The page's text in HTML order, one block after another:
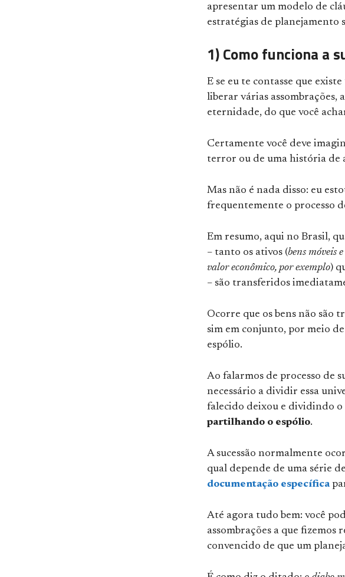
apresentar um modelo de
estratégias de planejamento
1) Como funciona a
E se eu te contasse que
liberar várias assombrações,
eternidade, do que você
Certamente você deve
terror ou de uma história de
Mas não é nada disso: eu
frequentemente o processo
Em resumo, aqui no Brasil,
– tanto os ativos (bens móveis
valor econômico, por exemplo)
– são transferidos
Ocorre que os bens não são
sim em conjunto, por meio
espólio.
Ao falarmos de processo de
necessário a dividir essa
falecido deixou e dividindo o
partilhando o espólio.
A sucessão normalmente
qual depende de uma série
documentação específica
Até agora tudo bem: você
assombrações a que
convencido de que um